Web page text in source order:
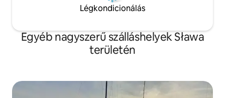
Légkondicionálás
Egyéb nagyszerű szálláshelyek Sława
területén